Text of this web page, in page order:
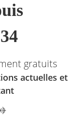
gratuits
actuelles et